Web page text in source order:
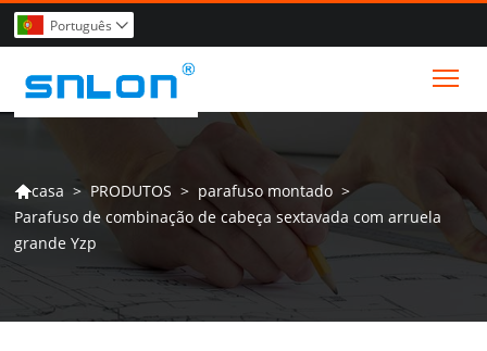
Português 
casa > PRODUTOS > parafuso montado >
Parafuso de combinação de cabeça sextavada com arruela
grande Yzp